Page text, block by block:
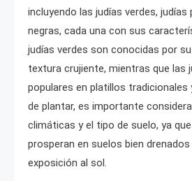
incluyendo las judías verdes, judías
negras, cada una con sus
judías verdes son conocidas por
textura crujiente, mientras que las
populares en platillos tradicionales
de plantar, es importante
climáticas y el tipo de suelo, ya
prosperan en suelos bien
exposición al sol.